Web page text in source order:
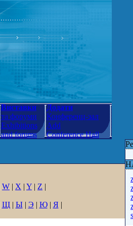
Виставки
та форуми
Exhibitions
and forums
Додати
Конференц-зал
Add
Conference Hall
W | X | Y | Z |
Щ| Ы| Э | Ю| Я |